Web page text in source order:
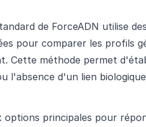
de ForceADN utilise
pour comparer les profils
Cette méthode permet
l'absence d'un lien
options principales pour